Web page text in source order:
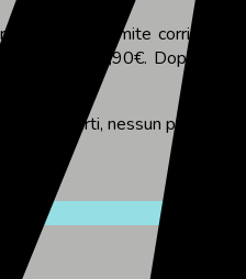
lavorativi tramite corriere
costo di 5,90€. Dopo
nessun